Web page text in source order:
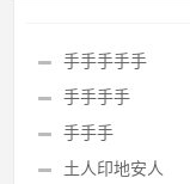
手手手手手
手手手手
手手手
土人印地安人